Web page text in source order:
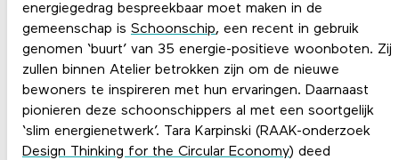
energiegedrag bespreekbaar moet maken in de
gemeenschap is Schoonschip, een recent in gebruik
genomen ‘buurt’ van 35 energie-positieve woonboten. Zij
zullen binnen Atelier betrokken zijn om de nieuwe
bewoners te inspireren met hun ervaringen. Daarnaast
pionieren deze schoonschippers al met een soortgelijk
‘slim energienetwerk’. Tara Karpinski (RAAK-onderzoek
Design Thinking for the Circular Economy) deed